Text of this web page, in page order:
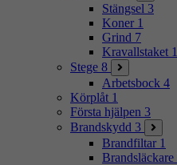
Stängsel 3
Koner 1
Grind 7
Kravallstaket 1
Stege 8
Arbetsbock 4
Körplåt 1
Första hjälpen 3
Brandskydd 3
Brandfiltar 1
Brandsläckare